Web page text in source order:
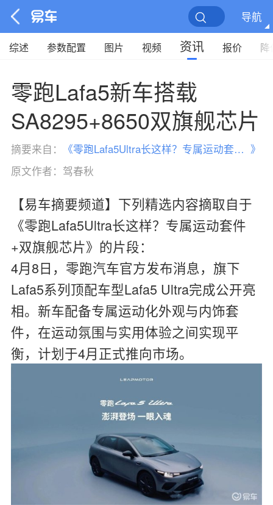
导航
综述 参数配置 图片 视频 资讯 报价 降
零跑Lafa5新车搭载
SA8295+8650双旗舰芯片
摘要来自： 《 零跑Lafa5Ultra长这样？专属运动套件+双旗舰芯片 》
原文作者： 驾春秋
【易车摘要频道】下列精选内容摘取自于
《零跑Lafa5Ultra长这样？专属运动套件
+双旗舰芯片》的片段：
4月8日，零跑汽车官方发布消息，旗下
Lafa5系列顶配车型Lafa5 Ultra完成公开亮
相。新车配备专属运动化外观与内饰套
件，在运动氛围与实用体验之间实现平
衡，计划于4月正式推向市场。